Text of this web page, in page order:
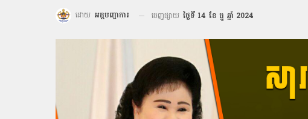
ដោយ អគ្គបញ្ជាការ ចេញផ្សាយ ថ្ងៃទី 14 ខែ ធ្នូ ឆ្នាំ 2024